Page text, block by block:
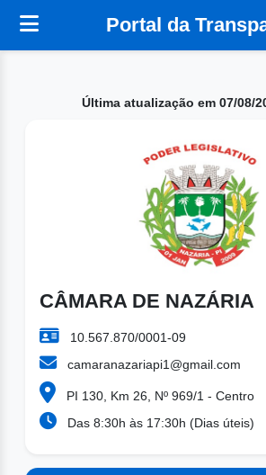
Portal da
Última atualização em 07/08/
CÂMARA DE NAZÁRIA
10.567.870/0001-09
camaranazariapi1@gmail.com
PI 130, Km 26, Nº 969/1 - Centro
Das 8:30h às 17:30h (Dias úteis)